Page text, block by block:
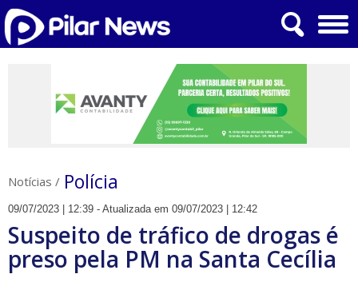
Notícias / Polícia
09/07/2023 | 12:39 - Atualizada em 09/07/2023 | 12:42
Suspeito de tráfico de drogas é
preso pela PM na Santa Cecília